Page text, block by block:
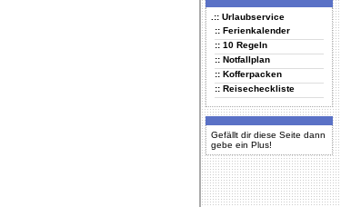
.:: Urlaubservice
:: Ferienkalender
:: 10 Regeln
:: Notfallplan
:: Kofferpacken
:: Reisecheckliste
Gefällt dir diese Seite dann
gebe ein Plus!